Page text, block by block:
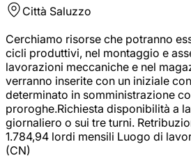
Città Saluzzo
Cerchiamo risorse che potranno
cicli produttivi, nel montaggio e
lavorazioni meccaniche e nel
verranno inserite con un iniziale
determinato in somministrazione
proroghe.Richiesta disponibilità a
giornaliero o sui tre turni.
1.784,94 lordi mensili Luogo di
(CN)